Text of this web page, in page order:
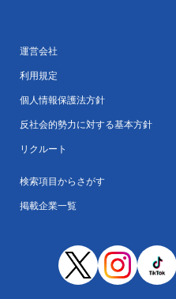
運営会社
利用規定
個人情報保護法方針
反社会的勢力に対する基本方針
リクルート
検索項目からさがす
掲載企業一覧